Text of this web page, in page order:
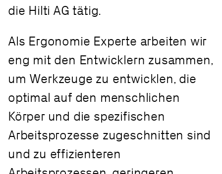
die Hilti AG tätig.
Als Ergonomie Experte arbeiten wir
eng mit den Entwicklern zusammen,
um Werkzeuge zu entwicklen, die
optimal auf den menschlichen
Körper und die spezifischen
Arbeitsprozesse zugeschnitten sind
und zu effizienteren